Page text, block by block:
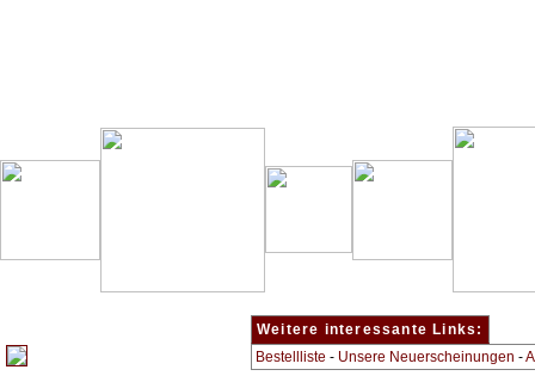
Weitere interessante Links:
Bestellliste - Unsere Neuerscheinungen -